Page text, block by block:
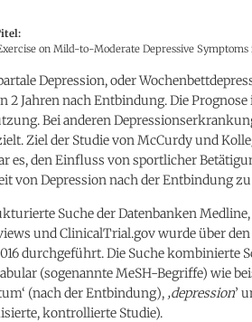
on Mild-to-Moderate Depressive
Depression, oder
2 Jahren nach Entbindung. Die
Bei anderen
Ziel der Studie von McCurdy und
es, den Einfluss von sportlicher
von Depression nach der Entbindung
Suche der Datenbanken Medline,
und ClinicalTrial.gov wurde über
durchgeführt. Die Suche
(sogenannte MeSH-Begriffe) wie
(nach der Entbindung), ‚depression’
kontrollierte Studie).